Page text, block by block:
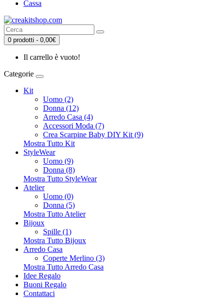
Cassa
0 prodotti - 0,00€
Il carrello è vuoto!
Categorie
Kit
Uomo (2)
Donna (12)
Arredo Casa (4)
Accessori Moda (7)
Crea Scarpine Baby DIY Kit (9)
Mostra Tutto Kit
StyleWear
Uomo (9)
Donna (8)
Mostra Tutto StyleWear
Atelier
Uomo (0)
Donna (5)
Mostra Tutto Atelier
Bijoux
Spille (1)
Mostra Tutto Bijoux
Arredo Casa
Coperte Merlino (3)
Mostra Tutto Arredo Casa
Idee Regalo
Buoni Regalo
Contattaci